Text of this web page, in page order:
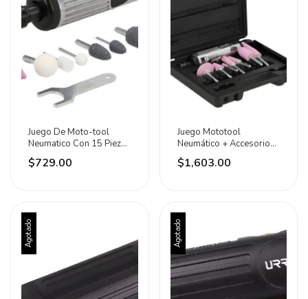
Juego De Moto-tool
Neumatico Con 15 Piezas
Surtek 0 0 W
$729.00
Juego Mototool
Neumático + Accesorios,
7 Piezas Urrea 1 1 W
$1,603.00
Agotado Agotado